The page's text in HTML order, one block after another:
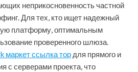
неприкосновенность частной
Для тех, кто ищет надежный
платформу, оптимальным
проверенного шлюза.
маркет ссылка тор для прямого и
с серверами проекта, что